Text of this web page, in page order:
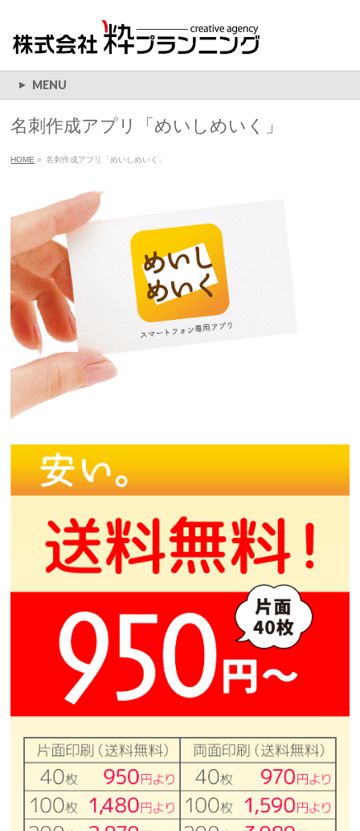
MENU
名刺作成アプリ「めいしめいく」
HOME » 名刺作成アプリ「めいしめいく」